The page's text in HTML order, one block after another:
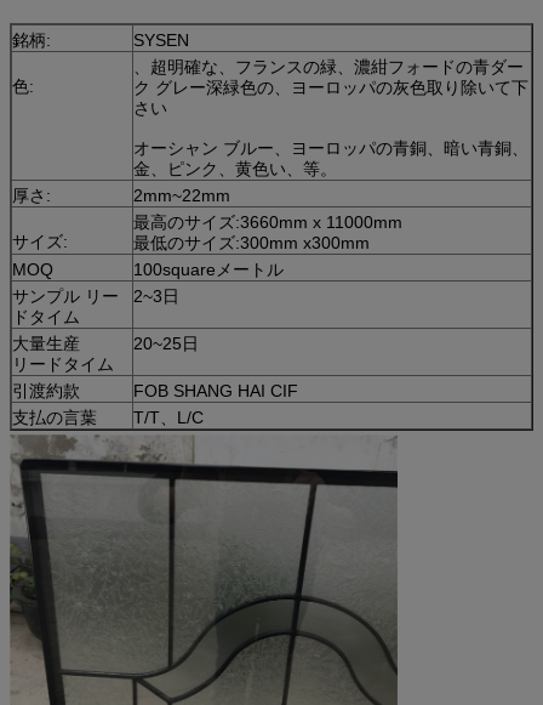
銘柄: SYSEN
色:
、超明確な、フランスの緑、濃紺フォードの青ダー
ク グレー深緑色の、ヨーロッパの灰色取り除いて下
さい
オーシャン ブルー、ヨーロッパの青銅、暗い青銅、
金、ピンク、黄色い、等。
厚さ:
2mm~22mm
サイズ:
最高のサイズ:3660mm x 11000mm
最低のサイズ:300mm x300mm
MOQ
100squareメートル
サンプル リー
ドタイム
2~3日
大量生産
リードタイム
20~25日
引渡約款
FOB SHANG HAI CIF
支払の言葉
T/T、L/C